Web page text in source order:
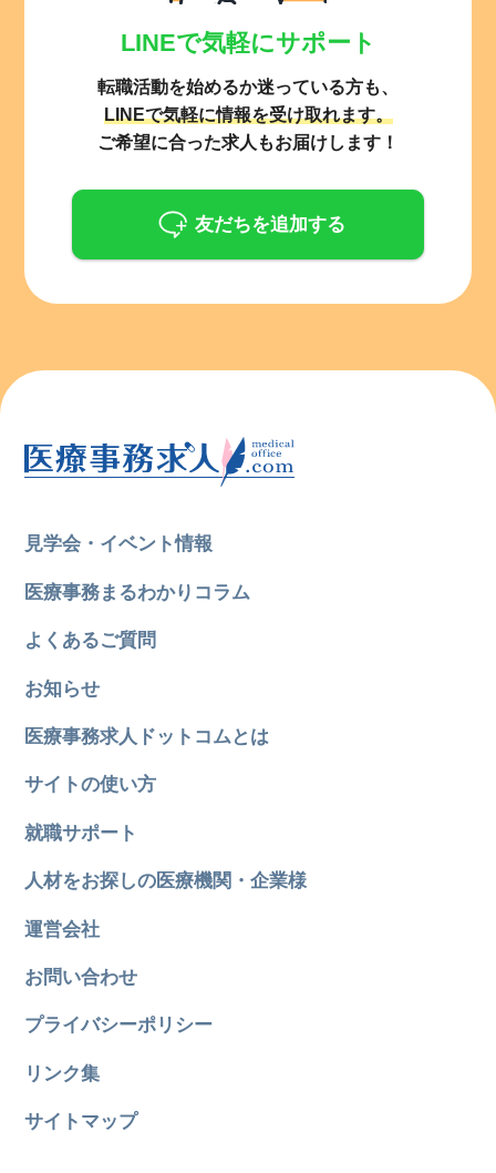
LINEで気軽にサポート
転職活動を始めるか迷っている方も、
LINEで気軽に情報を受け取れます。
ご希望に合った求人もお届けします！
友だちを追加する
見学会・イベント情報
医療事務まるわかりコラム
よくあるご質問
お知らせ
医療事務求人ドットコムとは
サイトの使い方
就職サポート
人材をお探しの医療機関・企業様
運営会社
お問い合わせ
プライバシーポリシー
リンク集
サイトマップ